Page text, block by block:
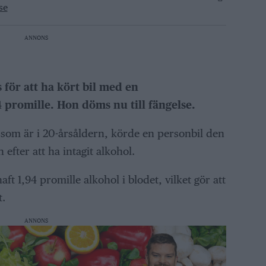
ANNONS
för att ha kört bil med en
Hon döms nu till fängelse.
är i 20-årsåldern, körde en personbil den
efter att ha intagit alkohol.
1,94 promille alkohol i blodet, vilket gör att
ANNONS